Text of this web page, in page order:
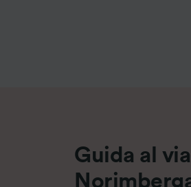
Guida al